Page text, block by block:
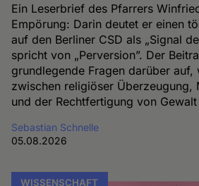
Ein Leserbrief des Pfarrers
Empörung: Darin deutet er einen
auf den Berliner CSD als „Signal
spricht von „Perversion”. Der
grundlegende Fragen darüber auf,
zwischen religiöser Überzeugung,
und der Rechtfertigung von
Sebastian Schnelle
05.08.2026
WISSENSCHAFT